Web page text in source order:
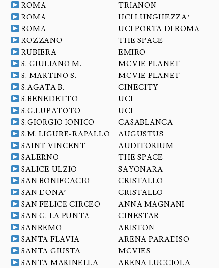
ROMA
TRIANON
ROMA
UCI LUNGHEZZA’
ROMA
UCI PORTA DI ROMA
ROZZANO
THE SPACE
RUBIERA
EMIRO
S. GIULIANO M.
MOVIE PLANET
S. MARTINO S.
MOVIE PLANET
S.AGATA B.
CINECITY
S.BENEDETTO
UCI
S.G.LUPATOTO
UCI
S.GIORGIO IONICO
CASABLANCA
S.M. LIGURE-RAPALLO
AUGUSTUS
SAINT VINCENT
AUDITORIUM
SALERNO
THE SPACE
SALICE ULZIO
SAYONARA
SAN BONIFCACIO
CRISTALLO
SAN DONA’
CRISTALLO
SAN FELICE CIRCEO
ANNA MAGNANI
SAN G. LA PUNTA
CINESTAR
SANREMO
ARISTON
SANTA FLAVIA
ARENA PARADISO
SANTA GIUSTA
MOVIES
SANTA MARINELLA
ARENA LUCCIOLA